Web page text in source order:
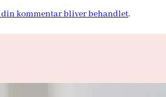
kommentar bliver behandlet.